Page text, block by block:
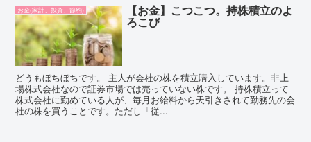
お金(家計、投資、節約) 【お金】こつこつ。持株積立のよ
ろこび
どうもぼちぼちです。 主人が会社の株を積立購入しています。非上
場株式会社なので証券市場では売っていない株です。 持株積立って
株式会社に勤めている人が、毎月お給料から天引きされて勤務先の会
社の株を買うことです。ただし「従...